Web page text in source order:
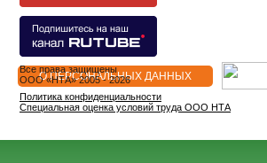
О ПЕРСОНАЛЬНЫХ ДАННЫХ
Все права защищены
OOO «НТА» 2005 - 2026
Политика конфиденциальности
Специальная оценка условий труда ООО НТА